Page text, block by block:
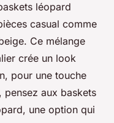
léopard
casual comme
Ce mélange
crée un look
pour une touche
pensez aux baskets
une option qui